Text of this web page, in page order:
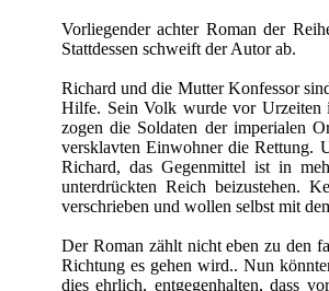
Vorliegender achter Roman der
Stattdessen schweift der Autor ab.
Richard und die Mutter Konfessor
Hilfe. Sein Volk wurde vor Urzeiten
zogen die Soldaten der imperialen
versklavten Einwohner die Rettung.
Richard, das Gegenmittel ist in
unterdrückten Reich beizustehen.
verschrieben und wollen selbst mit
Der Roman zählt nicht eben zu den
Richtung es gehen wird.. Nun
dies ehrlich, entgegenhalten, dass